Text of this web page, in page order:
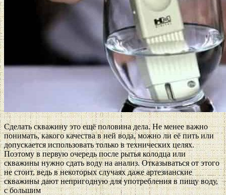
Сделать скважину это ещё половина дела. Не менее важно
понимать, какого качества в ней вода, можно ли её пить или
допускается использовать только в технических целях.
Поэтому в первую очередь после рытья колодца или
скважины нужно сдать воду на анализ. Отказываться от этого
не стоит, ведь в некоторых случаях даже артезианские
скважины дают непригодную для употребления в пищу воду,
с большим